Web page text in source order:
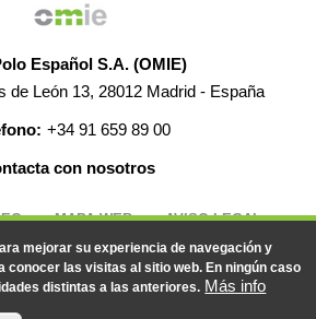
Español S.A. (OMIE)
de León 13, 28012 Madrid - España
+34 91 659 89 00
con nosotros
Todos los derechos reservados
MAPA WEB AVISO LEGAL
mejorar su experiencia de navegación y
conocer las visitas al sitio web. En ningún caso
distintas a las anteriores. Más info